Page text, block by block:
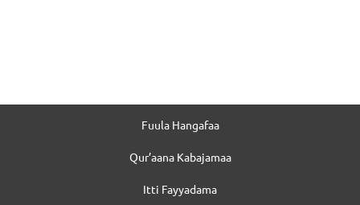
Fuula Hangafaa
Qur’aana Kabajamaa
Itti Fayyadama